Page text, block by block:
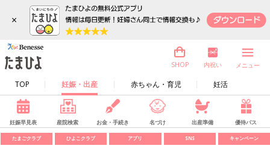
×
TOP 妊娠・出産 赤ちゃん・育児 妊活
SHOP 内祝い メニュー
妊娠早見表 産院検索 お金・手続き 名づけ 出産準備 優待パス
たまごクラブ ひよこクラブ アプリ SNS キャンペーン